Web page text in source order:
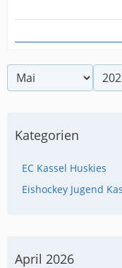
Kategorien
EC Kassel Huskies
Eishockey Jugend
April 2026